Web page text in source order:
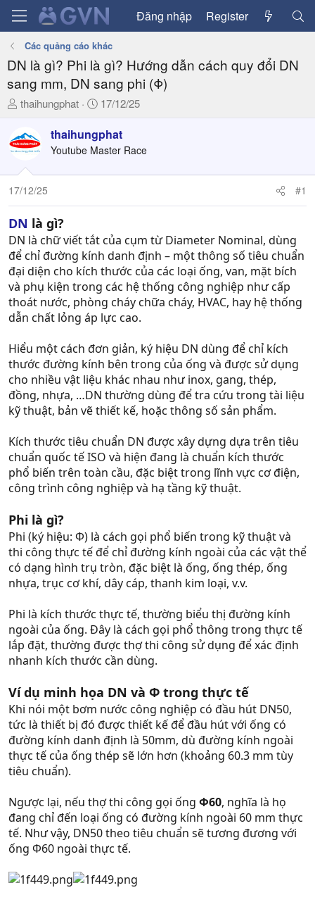
Đăng nhập Register
Các quảng cáo khác
DN là gì? Phi là gì? Hướng dẫn cách quy đổi DN
sang mm, DN sang phi (Φ)
T
r
e
d
s
t
a
r
t
e
r
thaihungphat
N
à
y
ử
17/12/25
thaihungphat
Youtube Master Race
17/12/25 #1
DN là gì?
DN là chữ viết tắt của cụm từ Diameter Nominal, dùng
để chỉ đường kính danh định – một thông số tiêu chuẩn
đại diện cho kích thước của các loại ống, van, mặt bích
và phụ kiện trong các hệ thống công nghiệp như cấp
thoát nước, phòng cháy chữa cháy, HVAC, hay hệ thống
dẫn chất lỏng áp lực cao.
Hiểu một cách đơn giản, ký hiệu DN dùng để chỉ kích
thước đường kính bên trong của ống và được sử dụng
cho nhiều vật liệu khác nhau như inox, gang, thép,
đồng, nhựa, …DN thường dùng để tra cứu trong tài liệu
kỹ thuật, bản vẽ thiết kế, hoặc thông số sản phẩm.
Kích thước tiêu chuẩn DN được xây dựng dựa trên tiêu
chuẩn quốc tế ISO và hiện đang là chuẩn kích thước
phổ biến trên toàn cầu, đặc biệt trong lĩnh vực cơ điện,
công trình công nghiệp và hạ tầng kỹ thuật.
Phi là gì?
Phi (ký hiệu: Φ) là cách gọi phổ biến trong kỹ thuật và
thi công thực tế để chỉ đường kính ngoài của các vật thể
có dạng hình trụ tròn, đặc biệt là ống, ống thép, ống
nhựa, trục cơ khí, dây cáp, thanh kim loại, v.v.
Phi là kích thước thực tế, thường biểu thị đường kính
ngoài của ống. Đây là cách gọi phổ thông trong thực tế
lắp đặt, thường được thợ thi công sử dụng để xác định
nhanh kích thước cần dùng.
Ví dụ minh họa DN và Φ trong thực tế
Khi nói một bơm nước công nghiệp có đầu hút DN50,
tức là thiết bị đó được thiết kế để đầu hút với ống có
đường kính danh định là 50mm, dù đường kính ngoài
thực tế của ống thép sẽ lớn hơn (khoảng 60.3 mm tùy
tiêu chuẩn).
Ngược lại, nếu thợ thi công gọi ống Φ60, nghĩa là họ
đang chỉ đến loại ống có đường kính ngoài 60 mm thực
tế. Như vậy, DN50 theo tiêu chuẩn sẽ tương đương với
ống Φ60 ngoài thực tế.